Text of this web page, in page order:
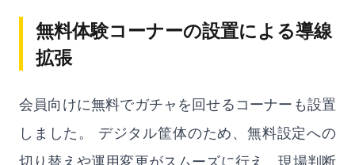
無料体験コーナーの設置による導線
拡張
会員向けに無料でガチャを回せるコーナーも設置
しました。 デジタル筐体のため、無料設定への
切り替えや運用変更がスムーズに行え、現場判断